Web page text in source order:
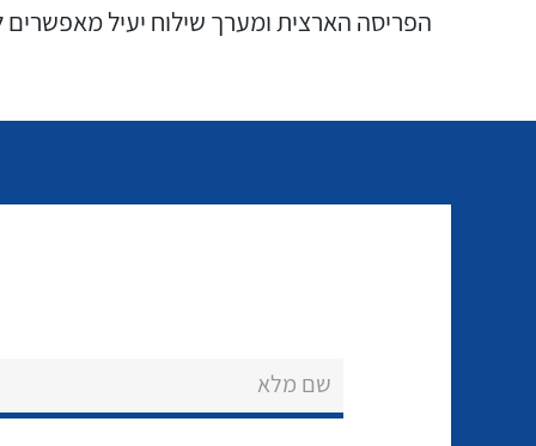
הפריסה הארצית ומערך שילוח יעיל מאפשרים
שם מלא